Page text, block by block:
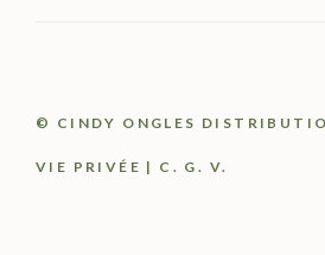
© CINDY ONGLES
VIE PRIVÉE | C. G. V.